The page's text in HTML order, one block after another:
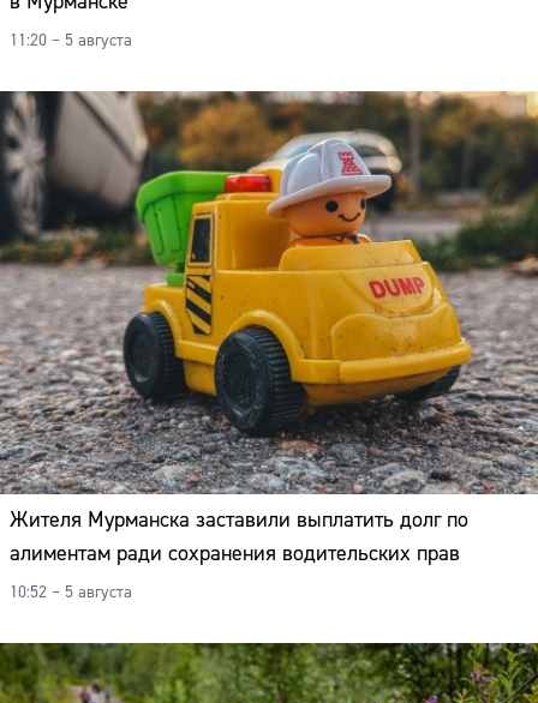
11:20 – 5 августа
Жителя Мурманска заставили выплатить долг по
алиментам ради сохранения водительских прав
10:52 – 5 августа